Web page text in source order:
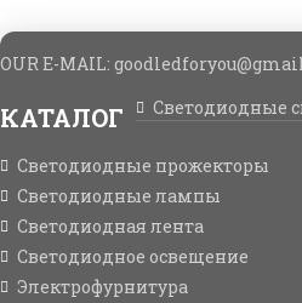
OUR E-MAIL:
КАТАЛОГ Светодиодные
Светодиодные прожекторы
Светодиодные лампы
Светодиодная лента
Светодиодное освещение
Электрофурнитура